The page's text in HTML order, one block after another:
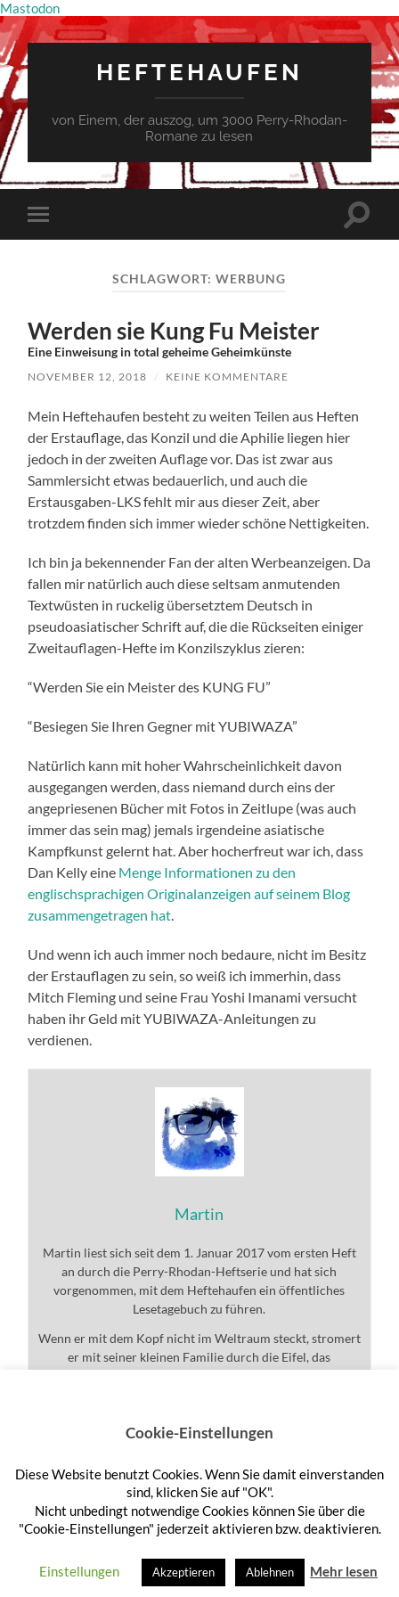
Mastodon
HEFTEHAUFEN
von Einem, der auszog, um 3000 Perry-Rhodan-
Romane zu lesen
Mobile-
Menü
SCHLAGWORT:WERBUNG
Werden sie Kung Fu Meister
Eine Einweisung in total geheime Geheimkünste
NOVEMBER 12, 2018 / KEINE KOMMENTARE
Mein Heftehaufen besteht zu weiten Teilen aus Heften
der Erstauflage, das Konzil und die Aphilie liegen hier
jedoch in der zweiten Auflage vor. Das ist zwar aus
Sammlersicht etwas bedauerlich, und auch die
Erstausgaben-LKS fehlt mir aus dieser Zeit, aber
trotzdem finden sich immer wieder schöne Nettigkeiten.
Ich bin ja bekennender Fan der alten Werbeanzeigen. Da
fallen mir natürlich auch diese seltsam anmutenden
Textwüsten in ruckelig übersetztem Deutsch in
pseudoasiatischer Schrift auf, die die Rückseiten einiger
Zweitauflagen-Hefte im Konzilszyklus zieren:
“Werden Sie ein Meister des KUNG FU”
“Besiegen Sie Ihren Gegner mit YUBIWAZA”
Natürlich kann mit hoher Wahrscheinlichkeit davon
ausgegangen werden, dass niemand durch eins der
angepriesenen Bücher mit Fotos in Zeitlupe (was auch
immer das sein mag) jemals irgendeine asiatische
Kampfkunst gelernt hat. Aber hocherfreut war ich, dass
Dan Kelly eine Menge Informationen zu den
englischsprachigen Originalanzeigen auf seinem Blog
zusammengetragen hat.
Und wenn ich auch immer noch bedaure, nicht im Besitz
der Erstauflagen zu sein, so weiß ich immerhin, dass
Mitch Fleming und seine Frau Yoshi Imanami versucht
haben ihr Geld mit YUBIWAZA-Anleitungen zu
verdienen.
Martin
Martin liest sich seit dem 1. Januar 2017 vom ersten Heft
an durch die Perry-Rhodan-Heftserie und hat sich
vorgenommen, mit dem Heftehaufen ein öffentliches
Lesetagebuch zu führen.
Wenn er mit dem Kopf nicht im Weltraum steckt, stromert
er mit seiner kleinen Familie durch die Eifel, das
Anmelden
© 2026 HEFTEHAUFEN —HOCH ↑
Cookie-Einstellungen
Diese Website benutzt Cookies. Wenn Sie damit einverstanden
sind, klicken Sie auf "OK".
Nicht unbedingt notwendige Cookies können Sie über die
"Cookie-Einstellungen" jederzeit aktivieren bzw. deaktivieren.
Einstellungen Akzeptieren Ablehnen Mehr lesen